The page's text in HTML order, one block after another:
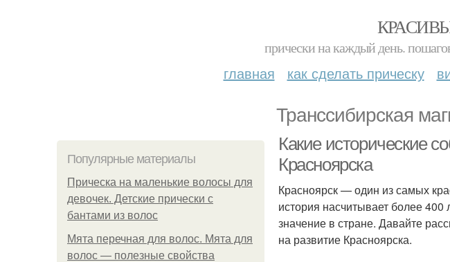
прически на каждый день.
главная как сделать прическу
Транссибирская
Популярные материалы
Прическа на маленькие волосы для
девочек. Детские прически с
бантами из волос
Мята перечная для волос. Мята для
волос — полезные свойства
Какие исторические
Красноярска
Красноярск — один из самых
история насчитывает более
значение в стране. Давайте
на развитие Красноярска.